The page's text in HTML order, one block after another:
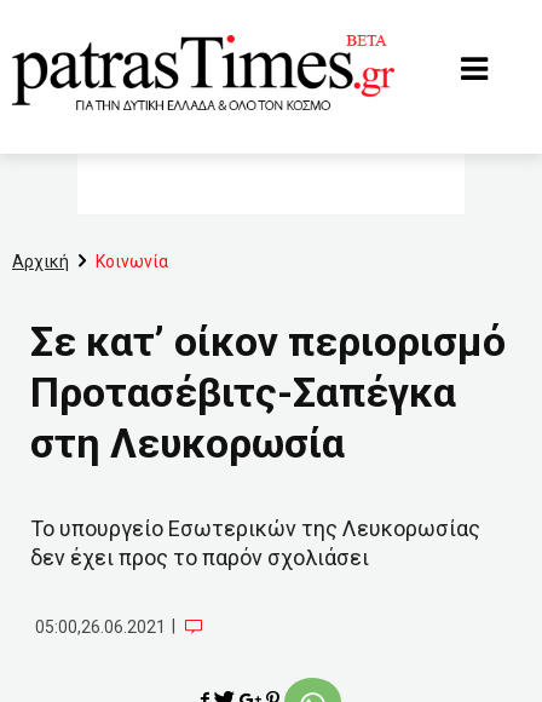
Αρχική Κοινωνία
Σε κατ’ οίκον περιορισμό
Προτασέβιτς-Σαπέγκα
στη Λευκορωσία
Το υπουργείο Εσωτερικών της Λευκορωσίας
δεν έχει προς το παρόν σχολιάσει
05:00,26.06.2021